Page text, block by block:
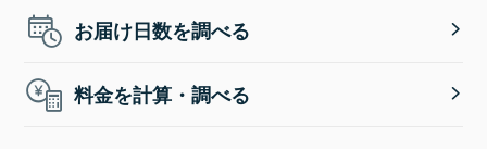
お届け日数を調べる
料金を計算・調べる